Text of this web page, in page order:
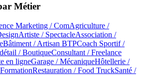
Métier
Marketing / ComAgriculture /
Artiste / SpectacleAssociation /
Bâtiment / Artisan BTPCoach Sportif /
/ BoutiqueConsultant / Freelance
en ligneGarage / MécaniqueHôtellerie /
Restauration / Food TruckSanté /